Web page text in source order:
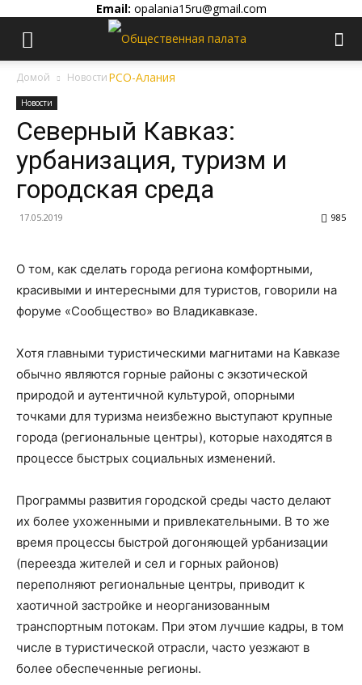
Email: opalania15ru@gmail.com
Домой Новости
Новости
Северный Кавказ:
урбанизация, туризм и
городская среда
17.05.2019 985
О том, как сделать города региона комфортными,
красивыми и интересными для туристов, говорили на
форуме «Сообщество» во Владикавказе.
Хотя главными туристическими магнитами на Кавказе
обычно являются горные районы с экзотической
природой и аутентичной культурой, опорными
точками для туризма неизбежно выступают крупные
города (региональные центры), которые находятся в
процессе быстрых социальных изменений.
Программы развития городской среды часто делают
их более ухоженными и привлекательными. В то же
время процессы быстрой догоняющей урбанизации
(переезда жителей и сел и горных районов)
переполняют региональные центры, приводит к
хаотичной застройке и неорганизованным
транспортным потокам. При этом лучшие кадры, в том
числе в туристической отрасли, часто уезжают в
более обеспеченные регионы.